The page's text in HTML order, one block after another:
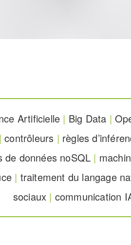
Artificielle | Big Data |
|contrôleurs | règles
de données noSQL |
| traitement du langage
sociaux | communication